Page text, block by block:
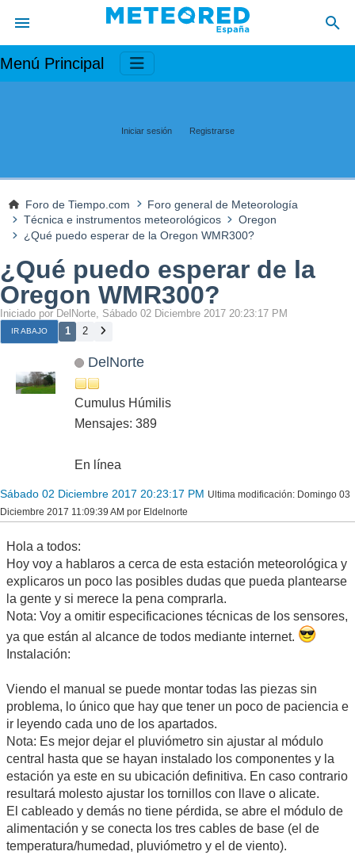
Menú Principal
Iniciar sesión Registrarse
Foro de Tiempo.com
Foro general de Meteorología
Técnica e instrumentos meteorológicos
Oregon
¿Qué puedo esperar de la Oregon WMR300?
¿Qué puedo esperar de la
Oregon WMR300?
Iniciado por DelNorte, Sábado 02 Diciembre 2017 20:23:17 PM
IR ABAJO 1 2
DelNorte
Cumulus Húmilis
Mensajes: 389
En línea
Sábado 02 Diciembre 2017 20:23:17 PM Ultima modificación: Domingo 03
Diciembre 2017 11:09:39 AM por Eldelnorte
Hola a todos:
Hoy voy a hablaros a cerca de esta estación meteorológica y
explicaros un poco las posibles dudas que pueda plantearse
la gente y si merece la pena comprarla.
Nota: Voy a omitir especificaciones técnicas de los sensores,
ya que están al alcance de todos mediante internet.
Instalación:
Viendo el manual se puede montar todas las piezas sin
problema, lo único que hay que tener un poco de paciencia e
ir leyendo cada uno de los apartados.
Nota: Es mejor dejar el pluviómetro sin ajustar al módulo
central hasta que se hayan instalado los componentes y la
estación ya este en su ubicación definitiva. En caso contrario
resultará molesto ajustar los tornillos con llave o alicate.
El cableado y demás no tiene pérdida, se abre el módulo de
alimentación y se conecta los tres cables de base (el de
temperatura/humedad, pluviómetro y el de viento).